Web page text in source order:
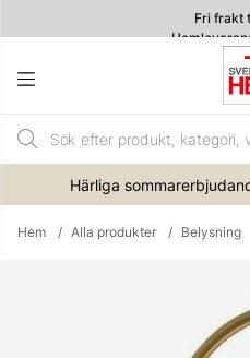
Fri frakt
Härliga
Hem Alla produkter Belysning